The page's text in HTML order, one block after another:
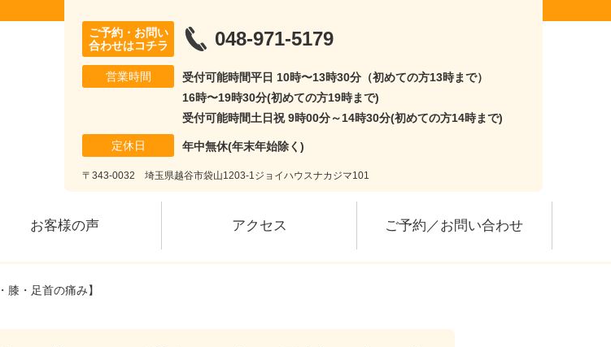
ご予約・お問い
合わせはコチラ
048-971-5179
営業時間
受付可能時間平日 10時〜13時30分（初めての方13時まで）
16時〜19時30分(初めての方19時まで)
受付可能時間土日祝 9時00分～14時30分(初めての方14時まで)
定休日 年中無休(年末年始除く)
〒343-0032 埼玉県越谷市袋山1203-1ジョイハウスナカジマ101
お客様の声 アクセス ご予約／お問い合わせ
・足首の痛み】